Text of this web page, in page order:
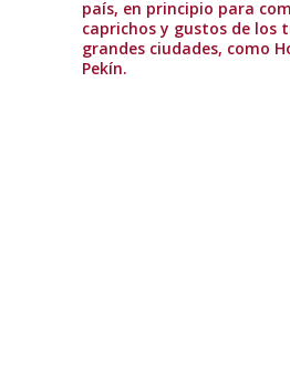
país, en principio para
caprichos y gustos de los
grandes ciudades, como
Pekín.